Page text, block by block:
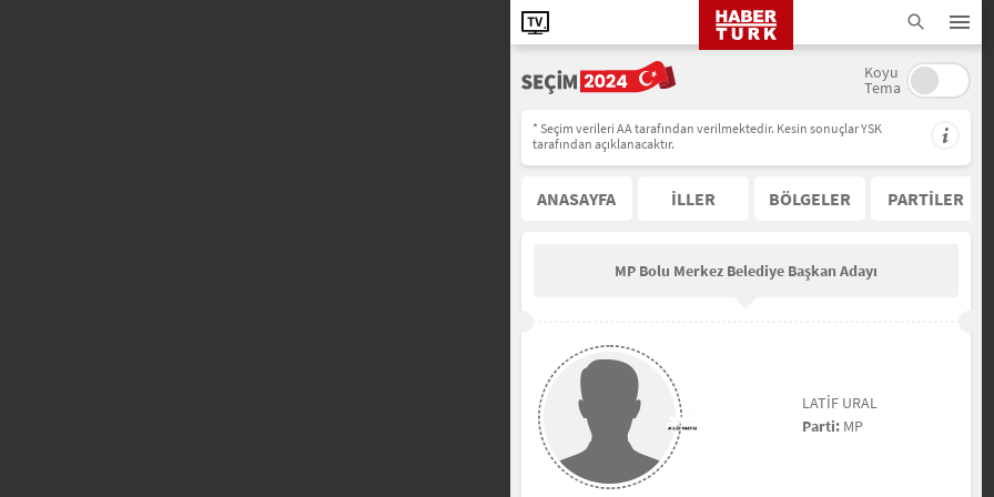
Koyu
Tema
* Seçim verileri AA tarafından verilmektedir. Kesin sonuçlar YSK
tarafından açıklanacaktır.
ANASAYFA İLLER BÖLGELER PARTİLER
MP Bolu Merkez Belediye Başkan Adayı
LATİF URAL
Parti: MP